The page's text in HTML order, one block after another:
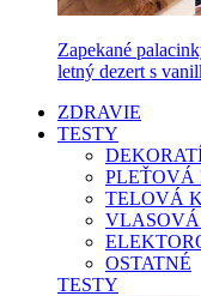
Zapekané
letný dezert s
ZDRAVIE
TESTY
PLEŤOVÁ
TELOVÁ
OSTATNÉ
TESTY